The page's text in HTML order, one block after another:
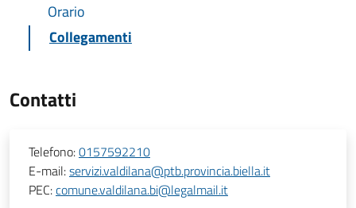
Orario
Collegamenti
Contatti
Telefono:0157592210
E-mail:servizi.valdilana@ptb.provincia.biella.it
PEC:comune.valdilana.bi@legalmail.it